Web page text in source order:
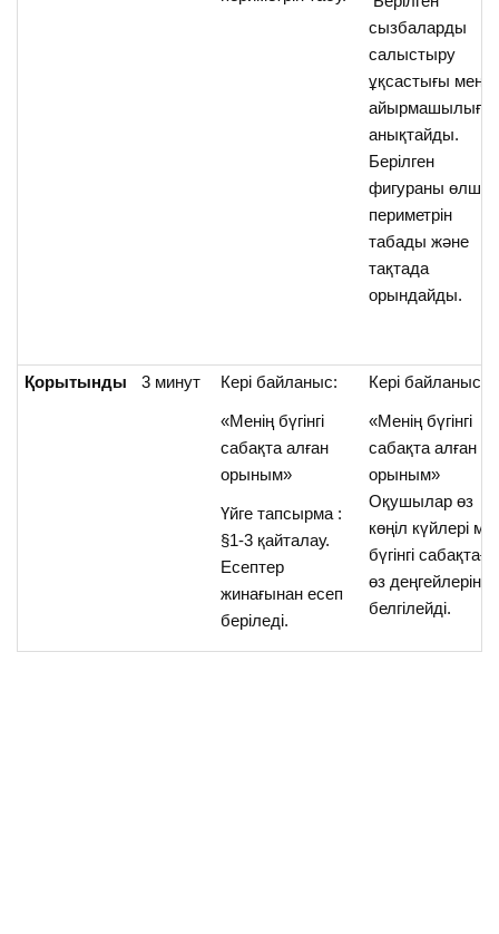
сызбаларды
салыстыру
ұқсастығы мен
анықтайды.
Берілген
фигураны өлшеп
периметрін
табады және
тақтада
орындайды.
Қорытынды 3 минут Кері байланыс:
«Менің бүгінгі
сабақта алған
орыным»
Үйге тапсырма :
§1-3 қайталау.
Есептер
жинағынан есеп
беріледі.
Кері байланыс:
«Менің бүгінгі
сабақта алған
орыным»
Оқушылар өз
көңіл күйлері
бүгінгі сабақтағы
өз деңгейлерін
белгілейді.